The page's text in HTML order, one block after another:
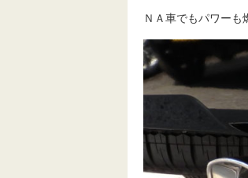
ＮＡ車でもパワーも